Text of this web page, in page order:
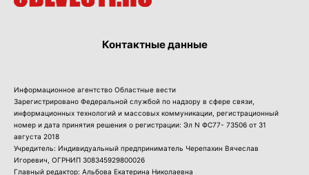
Контактные данные
Информационное агентство Областные вести
Зарегистрировано Федеральной службой по надзору в сфере связи,
информационных технологий и массовых коммуникации, регистрационный
номер и дата принятия решения о регистрации: Эл N ФС77- 73506 от 31
августа 2018
Учредитель: Индивидуальный предприниматель Черепахин Вячеслав
Игоревич, ОГРНИП 308345929800026
Главный редактор: Альбова Екатерина Николаевна